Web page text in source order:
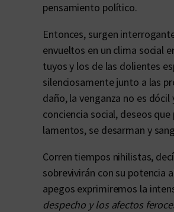
pensamiento político.
Entonces, surgen
envueltos en un clima social
tuyos y los de las dolientes
silenciosamente junto a las
daño, la venganza no es
conciencia social, deseos
lamentos, se desarman y
Corren tiempos nihilistas,
sobrevivirán con su potencia
apegos exprimiremos la
despecho y los afectos